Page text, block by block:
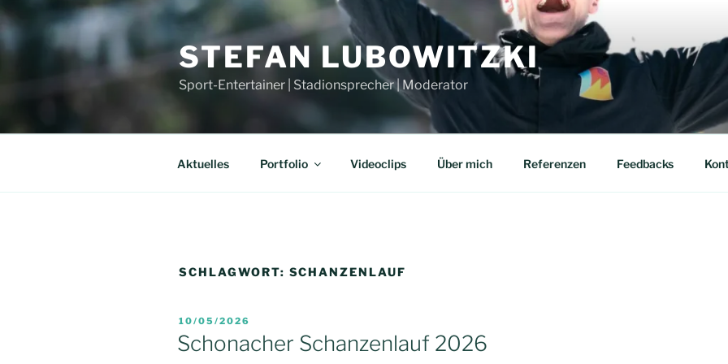
Zum
Inhalt
springen
STEFAN LUBOWITZKI
Sport-Entertainer | Stadionsprecher | Moderator
Aktuelles Portfolio Videoclips Über mich Referenzen Feedbacks
SCHLAGWORT: SCHANZENLAUF
VERÖFFENTLICHT
AM
10/05/2026
Schonacher Schanzenlauf 2026